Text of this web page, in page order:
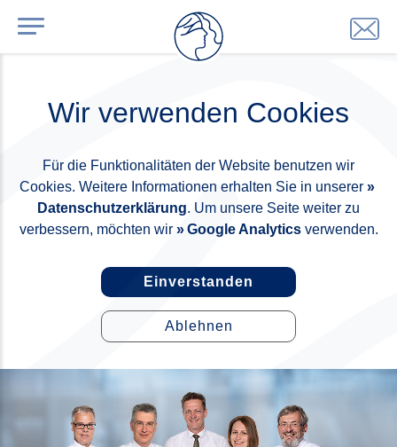
Wir verwenden Cookies
Für die Funktionalitäten der Website benutzen wir
Cookies. Weitere Informationen erhalten Sie in unserer
Datenschutzerklärung. Um unsere Seite weiter zu
verbessern, möchten wir
Google Analyticsverwenden.
Einverstanden
Ablehnen